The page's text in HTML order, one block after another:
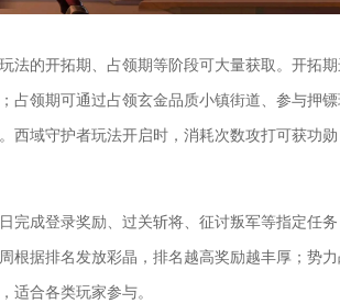
法的开拓期、占领期等阶段可大量获取。开拓
占领期可通过占领玄金品质小镇街道、参与押
西域守护者玩法开启时，消耗次数攻打可获功
完成登录奖励、过关斩将、征讨叛军等指定任
根据排名发放彩晶，排名越高奖励越丰厚；势
适合各类玩家参与。